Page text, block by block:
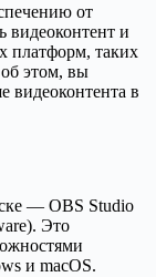
от
видеоконтент и
платформ, таких
этом, вы
видеоконтента в
— OBS Studio
Это
и macOS.